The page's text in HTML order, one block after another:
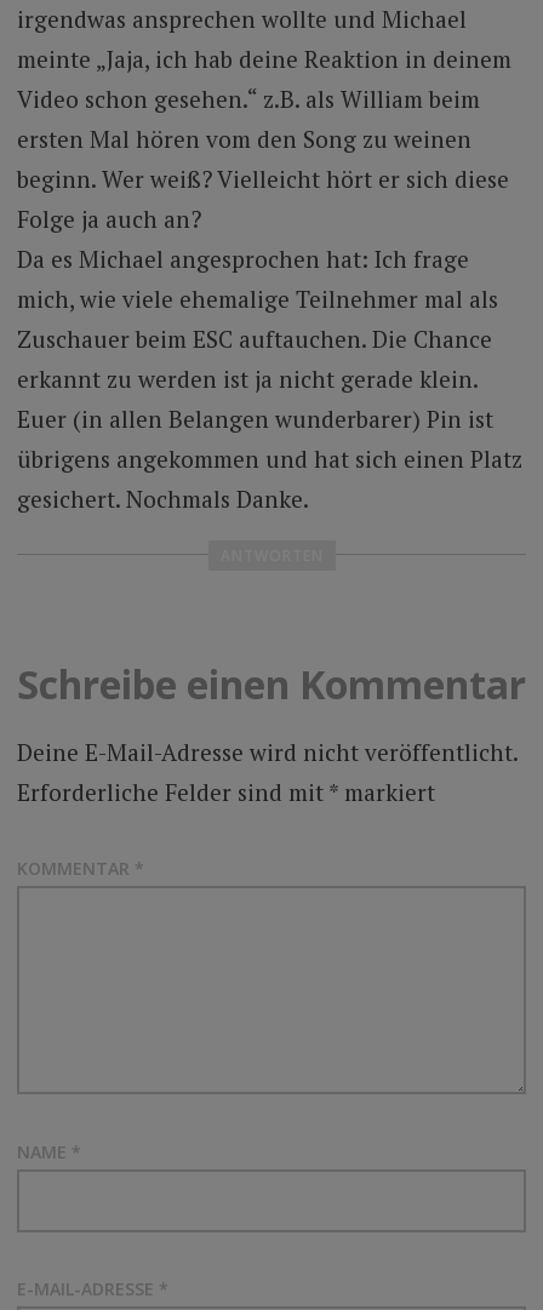
irgendwas ansprechen wollte und Michael
meinte „Jaja, ich hab deine Reaktion in deinem
Video schon gesehen.“ z.B. als William beim
ersten Mal hören vom den Song zu weinen
beginn. Wer weiß? Vielleicht hört er sich diese
Folge ja auch an?
Da es Michael angesprochen hat: Ich frage
mich, wie viele ehemalige Teilnehmer mal als
Zuschauer beim ESC auftauchen. Die Chance
erkannt zu werden ist ja nicht gerade klein.
Euer (in allen Belangen wunderbarer) Pin ist
übrigens angekommen und hat sich einen Platz
gesichert. Nochmals Danke.
Schreibe einen Kommentar
Deine E-Mail-Adresse wird nicht veröffentlicht.
Erforderliche Felder sind mit *markiert
KOMMENTAR *
NAME *
E-MAIL-ADRESSE *